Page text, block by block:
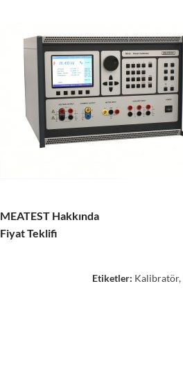
MEATEST Hakkında
Fiyat Teklifi
Etiketler: Kalibratör,